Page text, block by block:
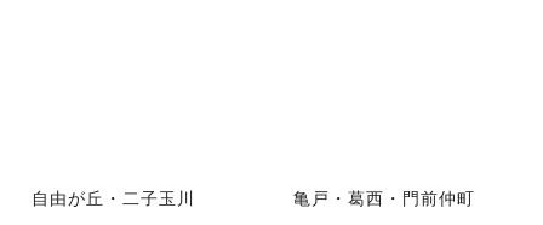
自由が丘・二子玉川 亀戸・葛西・門前仲町